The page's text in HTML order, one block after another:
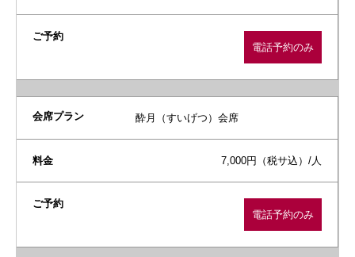
電話予約のみ
酔月（すいげつ）会席
7,000円（税サ込）/人
電話予約のみ